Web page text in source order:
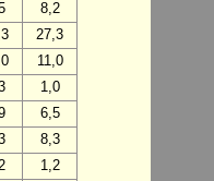
8,2
27,3
11,0
1,0
6,5
8,3
1,2